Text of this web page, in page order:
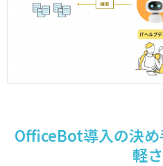
OfficeBot導入の決
軽さ